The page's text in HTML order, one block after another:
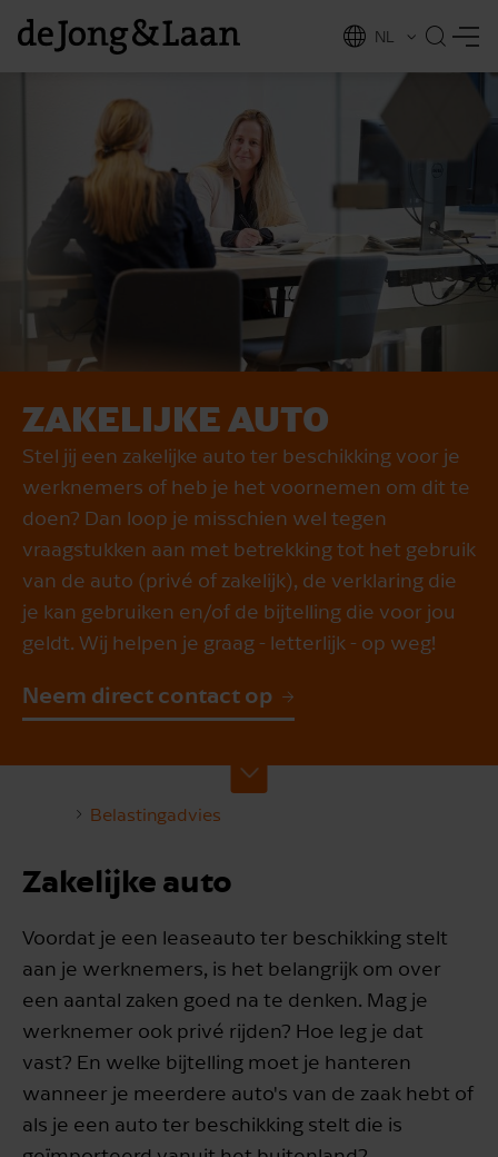
NL
ZAKELIJKE AUTO
Stel jij een zakelijke auto ter beschikking voor je
werknemers of heb je het voornemen om dit te
doen? Dan loop je misschien wel tegen
vraagstukken aan met betrekking tot het gebruik
van de auto (privé of zakelijk), de verklaring die
je kan gebruiken en/of de bijtelling die voor jou
geldt. Wij helpen je graag - letterlijk - op weg!
Neem direct contact op
Belastingadvies
Zakelijke auto
Voordat je een leaseauto ter beschikking stelt
aan je werknemers, is het belangrijk om over
een aantal zaken goed na te denken. Mag je
werknemer ook privé rijden? Hoe leg je dat
vast? En welke bijtelling moet je hanteren
wanneer je meerdere auto's van de zaak hebt of
als je een auto ter beschikking stelt die is